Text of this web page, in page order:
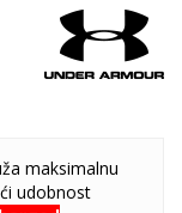
maksimalnu
udobnost